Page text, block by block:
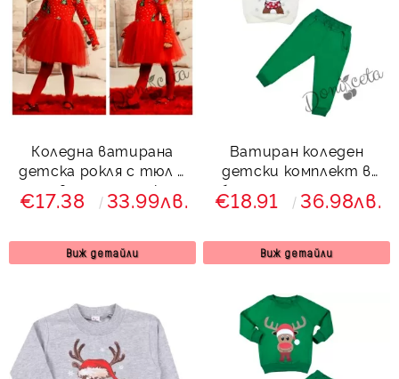
Коледна ватирана
детска рокля с тюл в
червено и елхички
€17.38 33.99лв.
Виж детайли
Ватиран коледен
детски комплект в
бяло и зелено с елен
745743 Звън
€18.91 36.98лв.
Виж детайли